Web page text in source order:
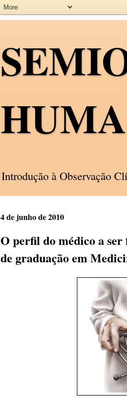
Introdução à Observação
4 de junho de 2010
O perfil do médico a
de graduação em